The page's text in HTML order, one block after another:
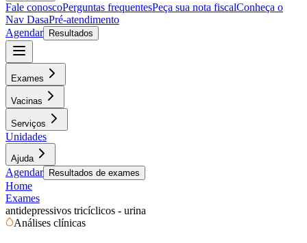
Fale conoscoPerguntas frequentesPeça sua nota fiscalConheça o
Nav DasaPré-atendimento
Agendar
Resultados
Exames
Vacinas
Serviços
Unidades
Ajuda
Agendar Resultados de exames
Home
Exames
antidepressivos tricíclicos - urina
Análises clínicas